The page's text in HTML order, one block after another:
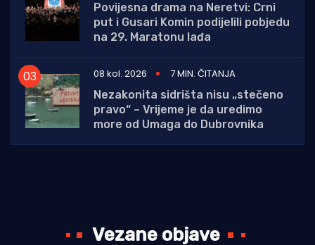
Povijesna drama na Neretvi: Crni
put i Gusari Komin podijelili pobjedu
na 29. Maratonu lađa
08 kol. 2026
7 MIN. ČITANJA
Nezakonita sidrišta nisu „stečeno
pravo“ – Vrijeme je da uredimo
more od Umaga do Dubrovnika
Vezane objave